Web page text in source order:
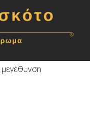
μεγέθυνση